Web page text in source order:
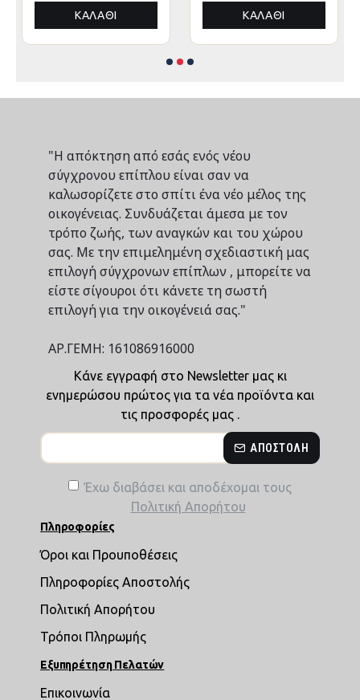
ΚΑΛΆΘΙ ΚΑΛΆΘΙ
"Η απόκτηση από εσάς ενός νέου
σύγχρονου επίπλου είναι σαν να
καλωσορίζετε στο σπίτι ένα νέο μέλος της
οικογένειας. Συνδυάζεται άμεσα με τον
τρόπο ζωής, των αναγκών και του χώρου
σας. Με την επιμελημένη σχεδιαστική μας
επιλογή σύγχρονων επίπλων , μπορείτε να
είστε σίγουροι ότι κάνετε τη σωστή
επιλογή για την οικογένειά σας."
ΑΡ.ΓΕΜΗ: 161086916000
Κάνε εγγραφή στο Newsletter μας κι
ενημερώσου πρώτος για τα νέα προϊόντα και
τις προσφορές μας .
ΑΠΟΣΤΟΛΉ
Έχω διαβάσει και αποδέχομαι τους
Πολιτική Απορήτου
Πληροφορίες
Όροι και Προυποθέσεις
Πληροφορίες Αποστολής
Πολιτική Απορήτου
Τρόποι Πληρωμής
Εξυπηρέτηση Πελατών
Επικοινωνία